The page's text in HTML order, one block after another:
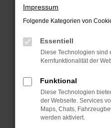
Manche
können das Laden
anderen Browser
Fenster?
Starte dein Gerät
Probleme zu beheben.
Stelle sicher, dass
Betriebssystem
sind.
Impressum
Folgende Kategorien von
Essentiell
Diese Technologien sind
Kernfunktionalität der
Funktional
Diese Technologien
der Webseite. Services
Maps, Chats,
werden aktiviert.